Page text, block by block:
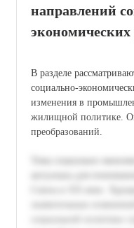
направлений
В разделе
социально-
изменения в
жилищной политике.
преобразований.